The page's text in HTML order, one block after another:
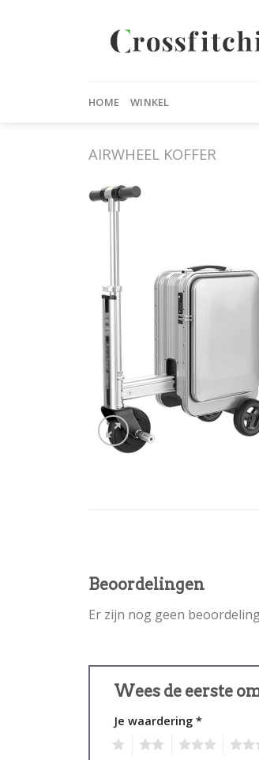
HOME WINKEL
AIRWHEEL KOFFER
Beoordelingen
Er zijn nog geen
Wees de eerste
Je waardering *